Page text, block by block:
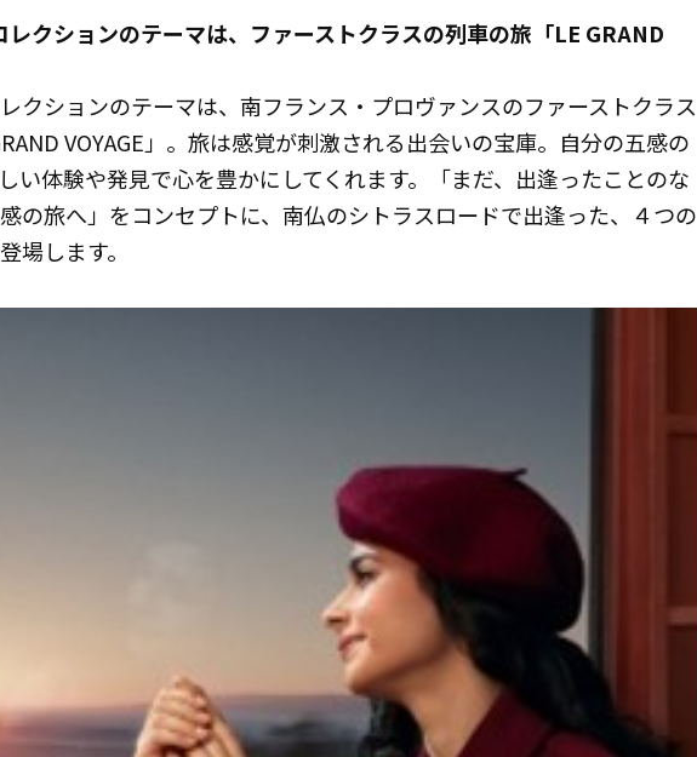
クションのテーマは、ファーストクラスの列車の旅「LE GRAND
クションのテーマは、南フランス・プロヴァンスのファーストクラス
VOYAGE」。旅は感覚が刺激される出会いの宝庫。自分の五感の
い体験や発見で心を豊かにしてくれます。「まだ、出逢ったことのな
の旅へ」をコンセプトに、南仏のシトラスロードで出逢った、４つの
場します。